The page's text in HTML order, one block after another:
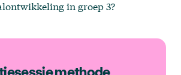
in groep 3?
methode